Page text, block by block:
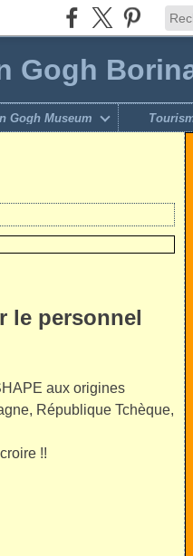
Gogh
Gogh Museum
le personnel
aux origines
République Tchèque,
!!